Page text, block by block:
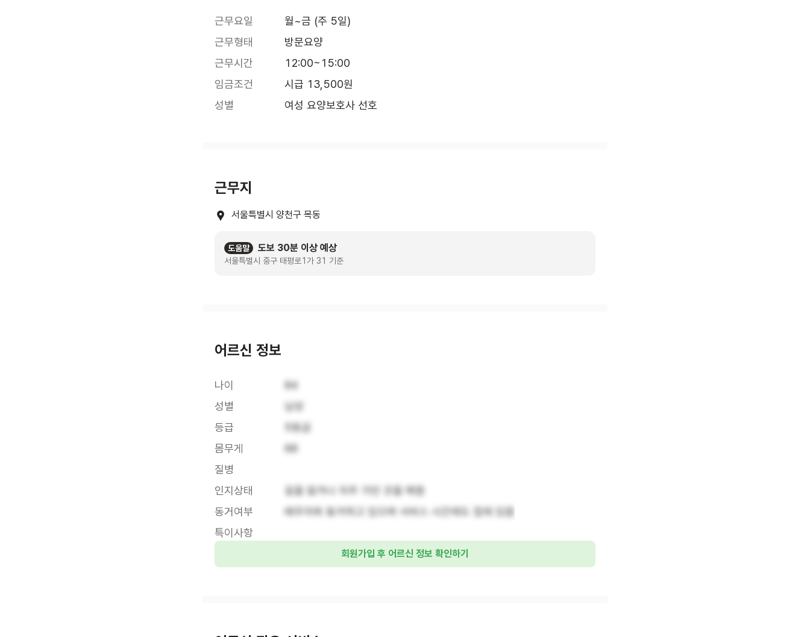
근무요일
월~금 (주 5일)
근무형태
방문요양
근무시간
12:00~15:00
임금조건
시급 13,500원
성별
여성 요양보호사 선호
근무지
서울특별시 양천구 목동
도움말 도보 30분 이상 예상
서울특별시 중구 태평로1가 31 기준
어르신 정보
나이
84
성별
남성
등급
5등급
몸무게
68
질병
인지상태
길을 잃거나 자주 가던 곳을 헤맴
동거여부
배우자와 동거하고 있으며 서비스 시간에도 집에 있음
특이사항
회원가입 후 어르신 정보 확인하기